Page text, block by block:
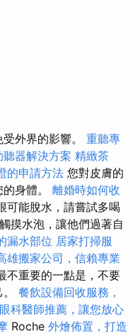
外界的影響。 重聽專
器解決方案 精緻茶
的申請方法 您對皮膚的
身體。 離婚時如何收
可能脫水，請嘗試多喝
摸水泡，讓他們過著自
漏水部位 居家打掃服
雄搬家公司，信賴專業
不重要的一點是，不要
餐飲設備回收服務，
科醫師推薦，讓您放心
Roche 外燴佈置，打造